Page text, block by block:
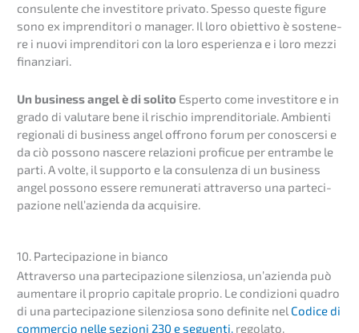
consu­len­te che inves­ti­to­re priva­to. Spesso queste figure
sono ex impren­di­to­ri o manager. Il loro obiet­tivo è sostene­
re i nuovi impren­di­to­ri con la loro esperi­en­za e i loro mezzi
finanziari.
Un business angel è di solito Esper­to come inves­ti­to­re e in
grado di valut­a­re bene il rischio impren­di­to­ria­le. Ambien­ti
regio­na­li di business angel offro­no forum per conoscer­si e
da ciò posso­no nasce­re relazio­ni profi­cue per entram­be le
parti. A volte, il supporto e la consu­len­za di un business
angel posso­no essere remune­ra­ti attra­ver­so una parte­ci­
pa­zio­ne nell’a­zi­en­da da acquisire.
10. Parte­ci­pa­zio­ne in bianco
Attra­ver­so una parte­ci­pa­zio­ne silen­zio­sa, un’azi­en­da può
aumen­ta­re il proprio capita­le proprio. Le condi­zio­ni quadro
di una parte­ci­pa­zio­ne silen­zio­sa sono defini­te nel Codice di
commer­cio nelle sezio­ni 230 e seguen­ti. regolato.